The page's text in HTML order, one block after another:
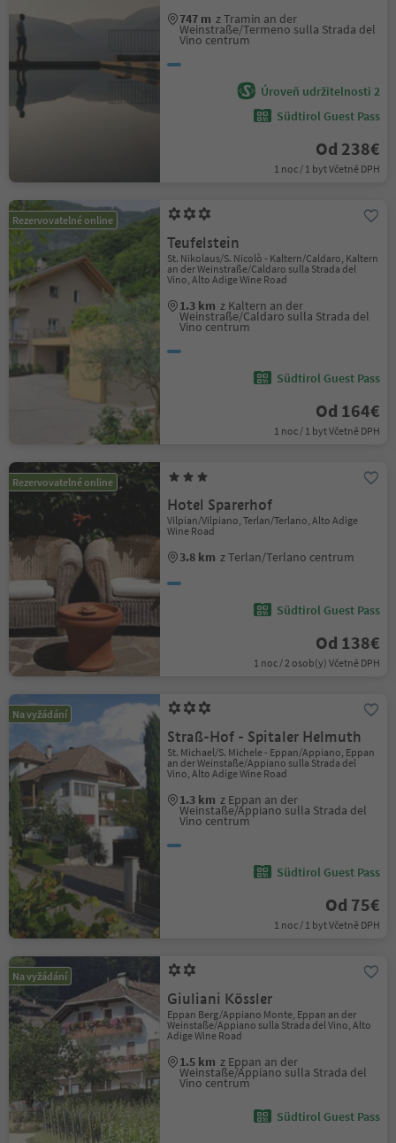
747 m z Tramin an der
Weinstraße/Termeno sulla Strada del
Vino centrum
Úroveň udržitelnosti 2
Südtirol Guest Pass
Od 238€
1 noc / 1 byt Včetně DPH
Rezervovatelné online
Teufelstein
St. Nikolaus/S. Nicolò - Kaltern/Caldaro, Kaltern
an der Weinstraße/Caldaro sulla Strada del
Vino, Alto Adige Wine Road
1.3 km z Kaltern an der
Weinstraße/Caldaro sulla Strada del
Vino centrum
Südtirol Guest Pass
Od 164€
1 noc / 1 byt Včetně DPH
Rezervovatelné online
Hotel Sparerhof
Vilpian/Vilpiano, Terlan/Terlano, Alto Adige
Wine Road
3.8 km z Terlan/Terlano centrum
Südtirol Guest Pass
Od 138€
1 noc / 2 osob(y) Včetně DPH
Na vyžádání
Straß-Hof - Spitaler Helmuth
St. Michael/S. Michele - Eppan/Appiano, Eppan
an der Weinstaße/Appiano sulla Strada del
Vino, Alto Adige Wine Road
1.3 km z Eppan an der
Weinstaße/Appiano sulla Strada del
Vino centrum
Südtirol Guest Pass
Od 75€
1 noc / 1 byt Včetně DPH
Na vyžádání
Giuliani Kössler
Eppan Berg/Appiano Monte, Eppan an der
Weinstaße/Appiano sulla Strada del Vino, Alto
Adige Wine Road
1.5 km z Eppan an der
Weinstaße/Appiano sulla Strada del
Vino centrum
Südtirol Guest Pass